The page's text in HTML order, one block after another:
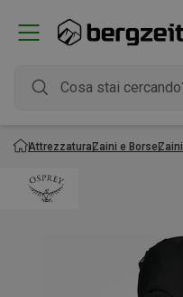
AttrezzaturaZaini e BorseZaini